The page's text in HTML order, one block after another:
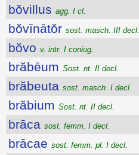
bŏvillus agg. I cl.
bŏvīnātŏr sost. masch. III decl.
bŏvo v. intr. I coniug.
brăbēum Sost. nt. II decl.
brăbeuta sost. masch. I decl.
brăbium Sost. nt. II decl.
brāca sost. femm. I decl.
brācae sost. femm. pl. I decl.